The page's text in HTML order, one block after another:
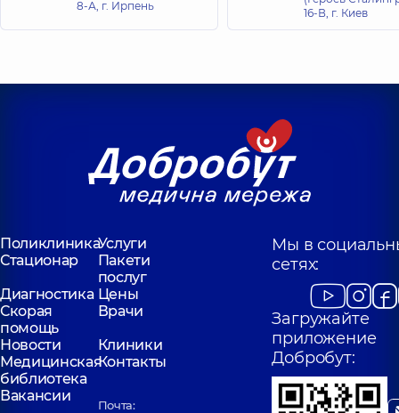
8-А, г. Ирпень
16-В, г. Киев
ПоликлиникаУслуги
Стационар
Пакети
послуг
Диагностика Цены
Скорая
помощь
Врачи
Новости
Клиники
Медицинская
библиотека
Контакты
Вакансии
Почта:
Мы в
сетях:
Загружайте
приложение
Добробут: